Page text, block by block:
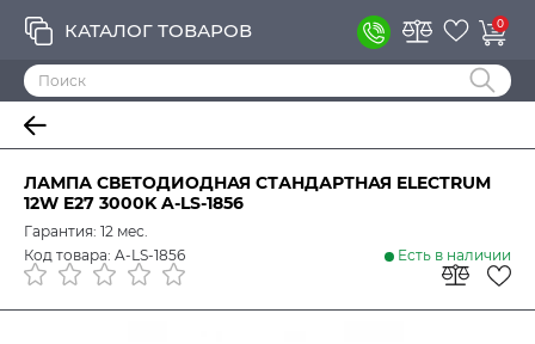
КАТАЛОГ ТОВАРОВ 0
ЛАМПА СВЕТОДИОДНАЯ СТАНДАРТНАЯ ELECTRUM
12W E27 3000K A-LS-1856
Гарантия: 12 мес.
Код товара: A-LS-1856
Есть в наличии